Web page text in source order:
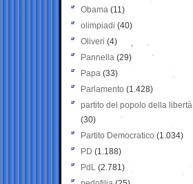
Obama (11)
olimpiadi (40)
Oliveri (4)
Pannella (29)
Papa (33)
Parlamento (1.428)
partito del popolo della libertà
(30)
Partito Democratico (1.034)
PD (1.188)
PdL (2.781)